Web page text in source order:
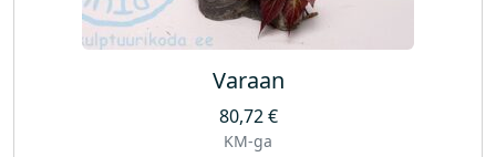
Varaan
80,72€
KM-ga